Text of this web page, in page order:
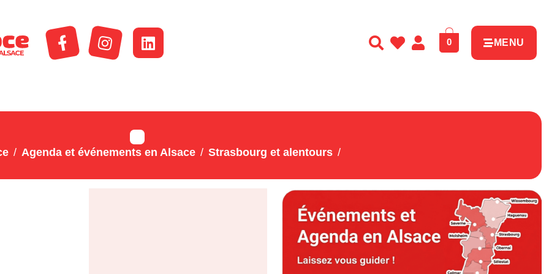
0 MENU
Agenda et événements en Alsace Strasbourg et alentours